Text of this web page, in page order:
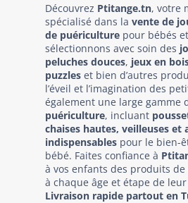
Découvrez Ptitange.tn, votre
spécialisé dans la vente de
de puériculture pour bébés
sélectionnons avec soin des
peluches douces, jeux en
puzzles et bien d’autres
l’éveil et l’imagination des
également une large gamme
puériculture, incluant
chaises hautes, veilleuses et
indispensables pour le bien-
bébé. Faites confiance à
à vos enfants des produits
à chaque âge et étape de
Livraison rapide partout en